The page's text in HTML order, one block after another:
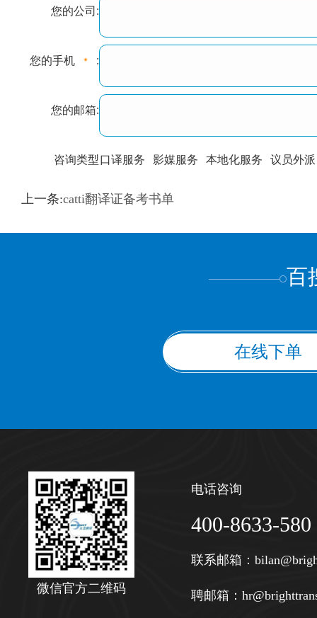
您的公司:
您的手机 :
您的邮箱:
咨询类型口译服务 影媒服务 本地化服务 议员外派
训翻译 标准级
上一条:catti翻译证备考书单
百
在线下单
微信官方二维码
电话咨询
400-8633-580
联系邮箱：
聘邮箱：